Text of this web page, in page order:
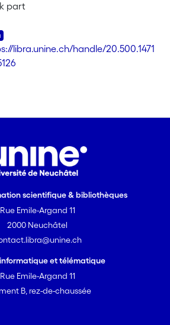
part
libra.unine.ch/handle/20.500.1471
scientifique & bibliothèques
Rue Emile-Argand 11
2000 Neuchâtel
et télématique
Rue Emile-Argand 11
B, rez-de-chaussée